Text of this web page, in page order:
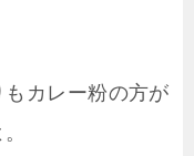
カレー粉の方が